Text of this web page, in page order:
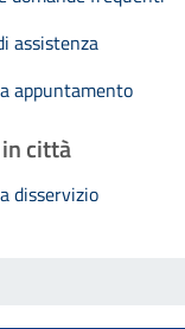
assistenza
appuntamento
città
disservizio